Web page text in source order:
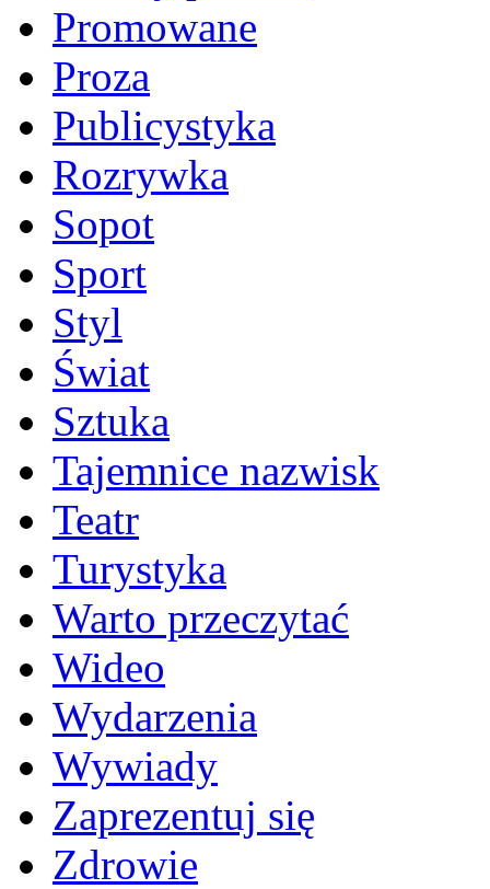
Promowane
Proza
Publicystyka
Rozrywka
Sopot
Sport
Styl
Świat
Sztuka
Tajemnice nazwisk
Teatr
Turystyka
Warto przeczytać
Wideo
Wydarzenia
Wywiady
Zaprezentuj się
Zdrowie